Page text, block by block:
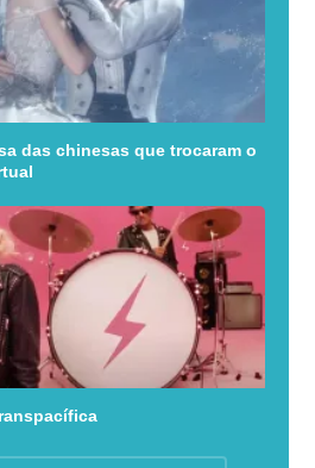
das chinesas que trocaram o